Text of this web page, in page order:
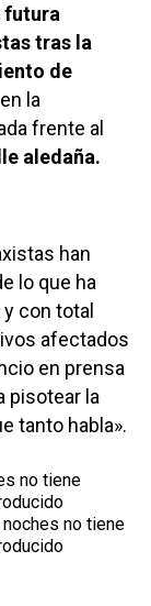
futura
tras la
de
la
frente al
aledaña.
han
lo que ha
con total
afectados
en prensa
pisotear la
tanto habla».
no tiene
no tiene